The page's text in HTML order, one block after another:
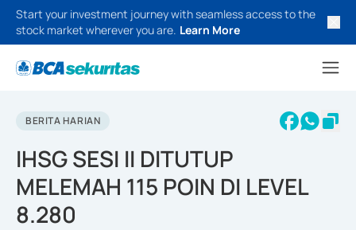
Start your investment journey with seamless access to the
stock market wherever you are. Learn More
BERITA HARIAN
IHSG SESI II DITUTUP
MELEMAH 115 POIN DI LEVEL
8.280